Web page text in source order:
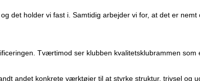
og det holder vi fast i. Samtidig arbejder vi for, at det er
Tværtimod ser klubben kvalitetsklubrammen som
andet konkrete værktøjer til at styrke struktur, trivsel og